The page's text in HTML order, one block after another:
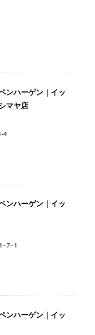
ンハーゲン｜イッ
マヤ店
4
ンハーゲン｜イッ
ンハーゲン｜イッ